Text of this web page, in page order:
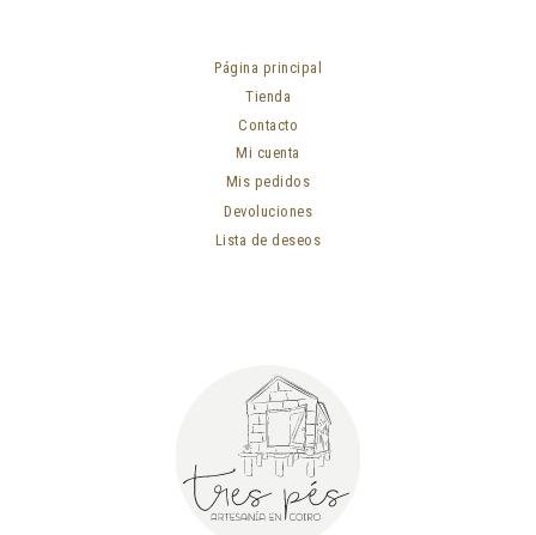
Página principal
Tienda
Contacto
Mi cuenta
Mis pedidos
Devoluciones
Lista de deseos